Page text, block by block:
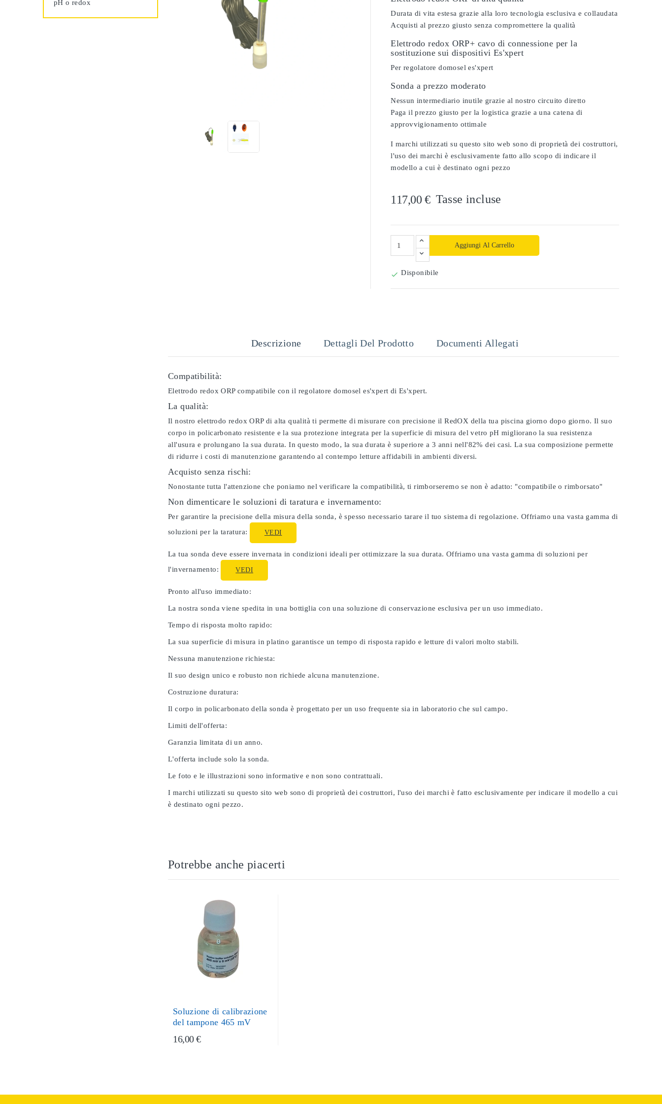
pH o redox
Durata di vita estesa grazie alla loro tecnologia esclusiva e collaudata
Acquisti al prezzo giusto senza compromettere la qualità
Elettrodo redox ORP+ cavo di connessione per la
sostituzione sui dispositivi Es'xpert
Per regolatore domosel es'xpert
Sonda a prezzo moderato
Nessun intermediario inutile grazie al nostro circuito diretto
Paga il prezzo giusto per la logistica grazie a una catena di
approvvigionamento ottimale
I marchi utilizzati su questo sito web sono di proprietà dei costruttori,
l'uso dei marchi è esclusivamente fatto allo scopo di indicare il
modello a cui è destinato ogni pezzo
117,00 € Tasse incluse
Aggiungi Al Carrello
 Disponibile
Descrizione Dettagli Del Prodotto Documenti Allegati
Compatibilità:
Elettrodo redox ORP compatibile con il regolatore domosel es'xpert di Es'xpert.
La qualità:
Il nostro elettrodo redox ORP di alta qualità ti permette di misurare con precisione il RedOX della tua piscina giorno dopo giorno. Il suo
corpo in policarbonato resistente e la sua protezione integrata per la superficie di misura del vetro pH migliorano la sua resistenza
all'usura e prolungano la sua durata. In questo modo, la sua durata è superiore a 3 anni nell'82% dei casi. La sua composizione permette
di ridurre i costi di manutenzione garantendo al contempo letture affidabili in ambienti diversi.
Acquisto senza rischi:
Nonostante tutta l'attenzione che poniamo nel verificare la compatibilità, ti rimborseremo se non è adatto: "compatibile o rimborsato"
Non dimenticare le soluzioni di taratura e invernamento:
Per garantire la precisione della misura della sonda, è spesso necessario tarare il tuo sistema di regolazione. Offriamo una vasta gamma di
soluzioni per la taratura:
VEDI
La tua sonda deve essere invernata in condizioni ideali per ottimizzare la sua durata. Offriamo una vasta gamma di soluzioni per
l'invernamento:
VEDI
Pronto all'uso immediato:
La nostra sonda viene spedita in una bottiglia con una soluzione di conservazione esclusiva per un uso immediato.
Tempo di risposta molto rapido:
La sua superficie di misura in platino garantisce un tempo di risposta rapido e letture di valori molto stabili.
Nessuna manutenzione richiesta:
Il suo design unico e robusto non richiede alcuna manutenzione.
Costruzione duratura:
Il corpo in policarbonato della sonda è progettato per un uso frequente sia in laboratorio che sul campo.
Limiti dell'offerta:
Garanzia limitata di un anno.
L'offerta include solo la sonda.
Le foto e le illustrazioni sono informative e non sono contrattuali.
I marchi utilizzati su questo sito web sono di proprietà dei costruttori, l'uso dei marchi è fatto esclusivamente per indicare il modello a cui
è destinato ogni pezzo.
Potrebbe anche piacerti
Soluzione di calibrazione
del tampone 465 mV
16,00 €